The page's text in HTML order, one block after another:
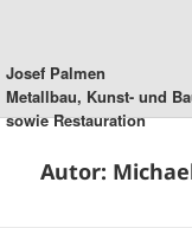
Josef Palmen
Metallbau, Kunst- und
sowie Restauration
Autor: